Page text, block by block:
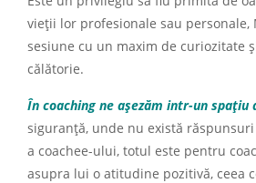
vieții lor profesionale sau personale,
sesiune cu un maxim de curiozitate
călătorie.
În coaching ne așezăm intr-un spațiu
siguranță, unde nu există răspunsuri
a coachee-ului, totul este pentru
asupra lui o atitudine pozitivă, ceea